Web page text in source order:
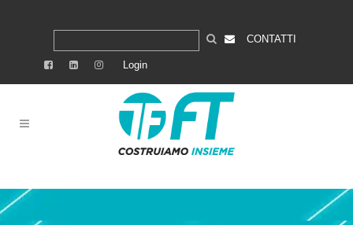
CONTATTI
Login